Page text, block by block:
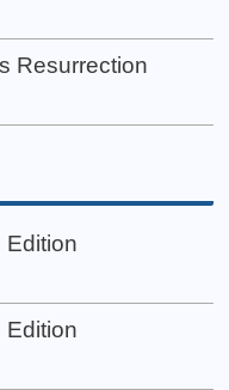
Resurrection
Edition
Edition